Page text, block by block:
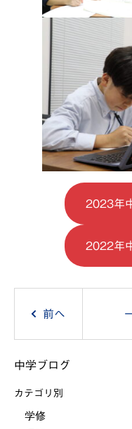
2023年
2022年
稿
ナ
前へ
中学ブログ
カテゴリ別
学修